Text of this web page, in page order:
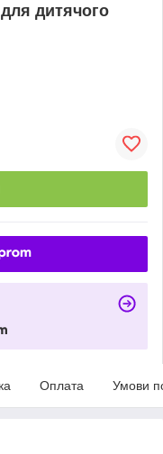
дитячого
Оплата Умови